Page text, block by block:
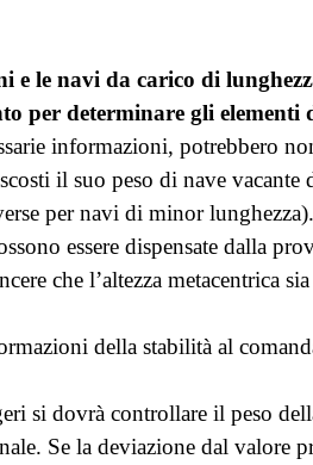
le navi da carico di
per determinare gli elementi
informazioni, potrebbero
il suo peso di nave
per navi di minor lunghezza).
essere dispensate dalla
che l’altezza metacentrica
della stabilità al
si dovrà controllare il peso
Se la deviazione dal valore